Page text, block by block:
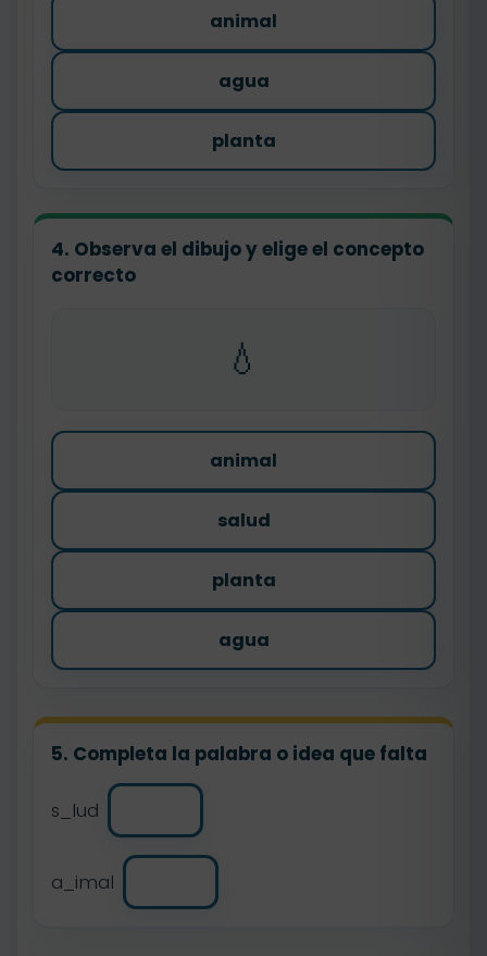
animal
agua
planta
4. Observa el dibujo y elige el concepto
correcto
💧
animal
salud
planta
agua
5. Completa la palabra o idea que falta
s_lud
a_imal